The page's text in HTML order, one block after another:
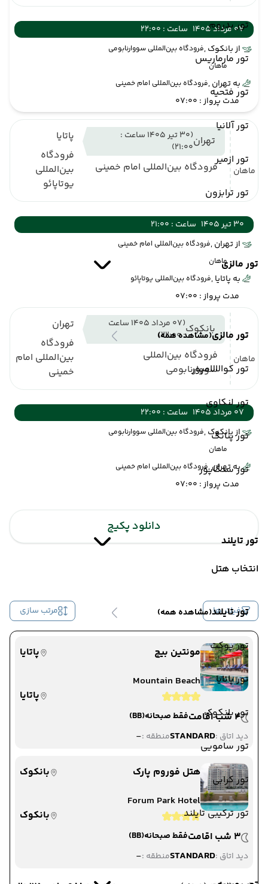
تور بدروم
تور مارماریس
تور فتحیه
تور آلانیا
تور ازمیر
تور ترابزون
تور مالزی
تور مالزی(مشاهده همه)
تور کوالالامپور
تور لنکاوی
تور پنانگ
تور سنگاپور
تور تایلند
تور تایلند(مشاهده همه)
تور پوکت
تور پاتایا
تور بانکوک
تور سامویی
تور کرابی
تور ترکیبی تایلند
07 مرداد 1405
ساعت : 22:00
از بانکوک ,فرودگاه بین‌المللی سووارنابومی
ماهان
به تهران ,فرودگاه بین‌المللی امام خمینی
مدت پرواز : 07:00
ماهان
تهران
(30 تیر 1405 ساعت :
21:00)
فرودگاه بین‌المللی امام خمینی
پاتایا
فرودگاه
بین‌المللی
یوتاپائو
30 تیر 1405
ساعت : 21:00
از تهران ,فرودگاه بین‌المللی امام خمینی
ماهان
به پاتایا ,فرودگاه بین‌المللی یوتاپائو
مدت پرواز : 07:00
ماهان
بانکوک
(07 مرداد 1405 ساعت
: 22:00)
فرودگاه بین‌المللی
سووارنابومی
تهران
فرودگاه
بین‌المللی امام
خمینی
07 مرداد 1405
ساعت : 22:00
از بانکوک ,فرودگاه بین‌المللی سووارنابومی
ماهان
به تهران ,فرودگاه بین‌المللی امام خمینی
مدت پرواز : 07:00
دانلود پکیج
انتخاب هتل
فیلتر ها مرتب سازی
مونتین بیچ
پاتایا
Mountain Beach
پاتایا
4 شب اقامت
فقط صبحانه(BB)
دید اتاق :STANDARDمنطقه :-
هتل فوروم پارک
بانکوک
Forum Park Hotel
بانکوک
3 شب اقامت
فقط صبحانه(BB)
دید اتاق :STANDARDمنطقه :-